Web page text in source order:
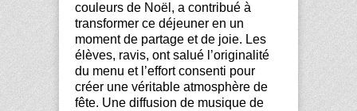
couleurs de Noël, a contribué à
transformer ce déjeuner en un
moment de partage et de joie. Les
élèves, ravis, ont salué l’originalité
du menu et l’effort consenti pour
créer une véritable atmosphère de
fête. Une diffusion de musique de